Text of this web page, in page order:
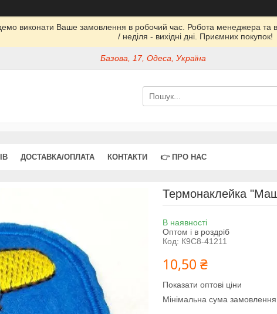
виконати Ваше замовлення в робочий час. Робота менеджера та
/ неділя - вихідні дні. Приємних покупок!
Базова, 17, Одеса, Україна
ДОСТАВКА/ОПЛАТА КОНТАКТИ 👉 ПРО НАС
Термонаклейка
В наявності
Оптом і в роздріб
Код: К9С8-41211
10,50 ₴
Показати оптові ціни
Мінімальна сума